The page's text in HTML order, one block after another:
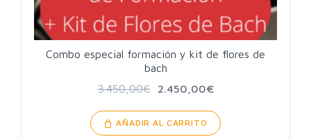
Combo especial formación y kit de flores de
bach
3.450,00€ 2.450,00€
AÑADIR AL CARRITO